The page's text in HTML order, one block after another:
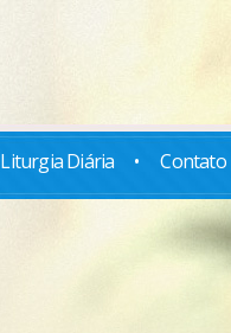
Liturgia Diária • Contato